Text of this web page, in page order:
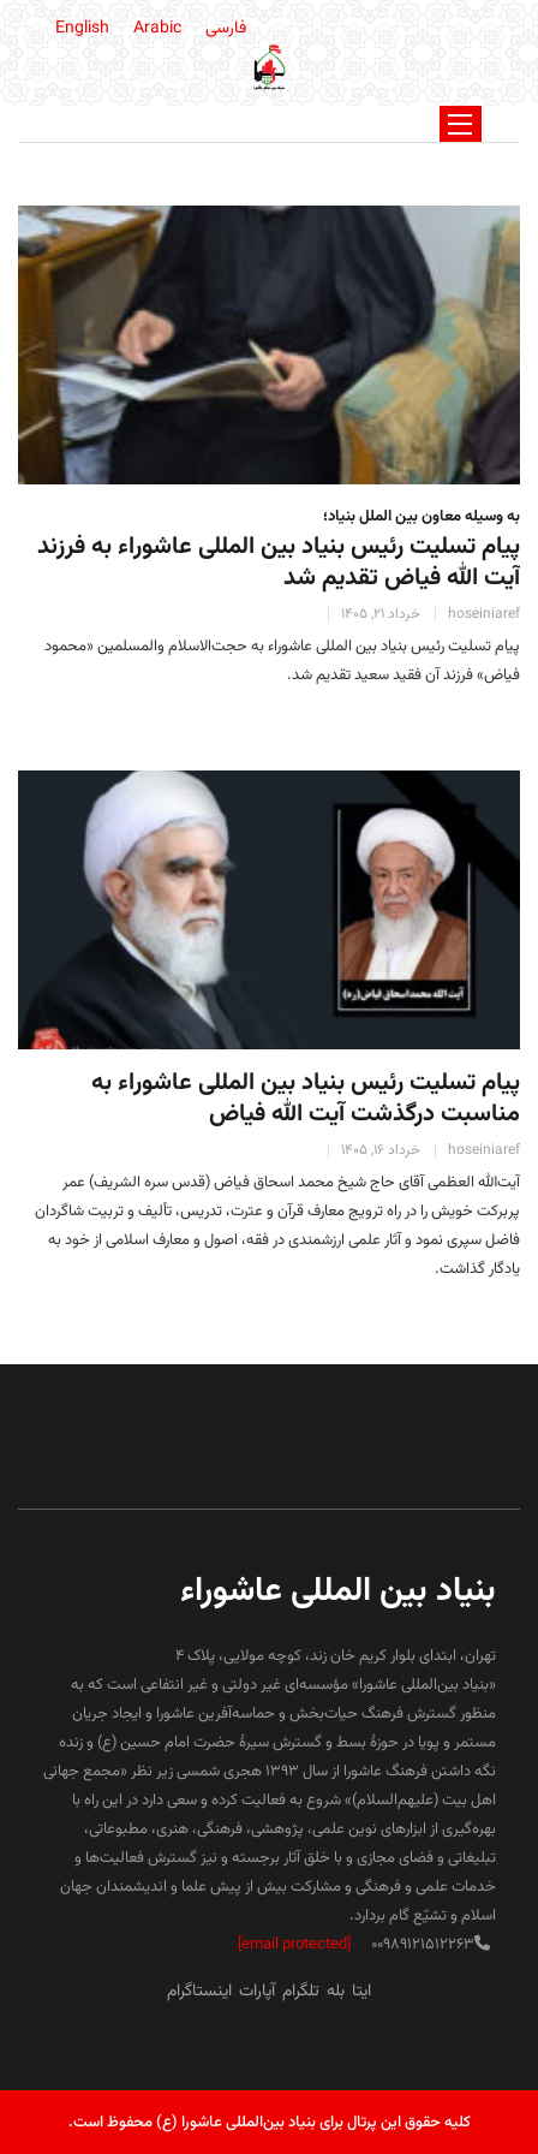
فارسی English Arabic
به وسیله معاون بین الملل بنیاد؛
پیام تسلیت رئیس بنیاد بین المللی عاشوراء به فرزند
آیت الله فیاض تقدیم شد
hoseiniaref خرداد 21, 1405
پیام تسلیت رئیس بنیاد بین المللی عاشوراء به حجت‌الاسلام والمسلمین «محمود
فیاض» فرزند آن فقید سعید تقدیم شد.
پیام تسلیت رئیس بنیاد بین المللی عاشوراء به
مناسبت درگذشت آیت الله فیاض
hoseiniaref خرداد 16, 1405
آیت‌الله العظمی آقای حاج شیخ محمد اسحاق فیاض (قدس سره الشریف) عمر
پربرکت خویش را در راه ترویج معارف قرآن و عترت، تدریس، تألیف و تربیت شاگردان
فاضل سپری نمود و آثار علمی ارزشمندی در فقه، اصول و معارف اسلامی از خود به
یادگار گذاشت.
بنیاد بین المللی عاشوراء
تهران، ابتدای بلوار کریم خان زند، کوچه مولایی، پلاک 4
«بنیاد بین‌المللی عاشورا» مؤسسه‌ای غیر دولتی و غیر انتفاعی است که به
منظور گسترش فرهنگ حیات‌بخش و حماسه‌آفرین عاشورا و ایجاد جریان
مستمر و پویا در حوزۀ بسط و گسترش سیرۀ حضرت امام حسین (ع) و زنده
نگه داشتن فرهنگ عاشورا از سال ۱۳۹۳ هجری شمسی زیر نظر «مجمع جهانی
اهل بیت (علیهم‌السلام)» شروع به فعالیت کرده و سعی دارد در این راه با
بهره‌گیری از ابزارهای نوین علمی، پژوهشی، فرهنگی، هنری، مطبوعاتی،
تبلیغاتی و فضای مجازی و با خلق آثار برجسته و نیز گسترش فعالیت‌ها و
خدمات علمی و فرهنگی و مشارکت بیش از پیش علما و اندیشمندان جهان
اسلام و تشیّع گام بردارد.
00989121512263
[email protected]
ایتا بله تلگرام آپارات اینستاگرام
کلیه حقوق این پرتال برای بنیاد بین‌المللی عاشورا (ع) محفوظ است.